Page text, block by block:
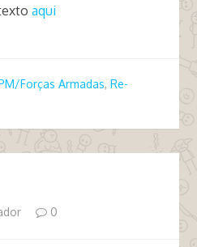
aqui
Forças Armadas, Re-
0